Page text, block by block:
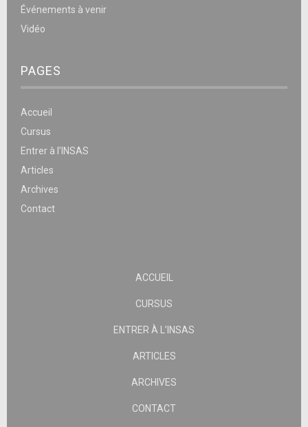
Événements à venir
Vidéo
PAGES
Accueil
Cursus
Entrer à l’INSAS
Articles
Archives
Contact
ACCUEIL
CURSUS
ENTRER À L’INSAS
ARTICLES
ARCHIVES
CONTACT